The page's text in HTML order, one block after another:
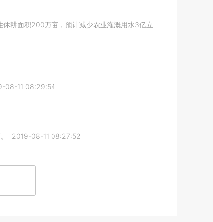
休耕面积200万亩，预计减少农业灌溉用水3亿立
08-11 08:29:54
2019-08-11 08:27:52